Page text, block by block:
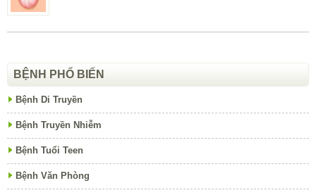
BỆNH PHỔ BIẾN
Bệnh Di Truyền
Bệnh Truyền Nhiễm
Bệnh Tuổi Teen
Bệnh Văn Phòng